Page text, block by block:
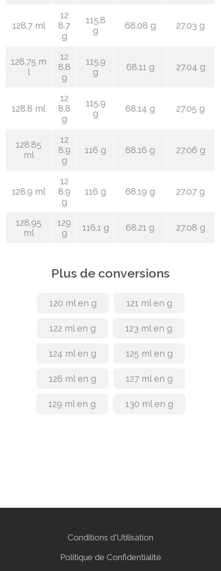
128.7 ml
12
8.7
g
115.8
g
68.08 g 27.03 g
128.75 m
l
12
8.8
g
115.9
g
68.11 g 27.04 g
128.8 ml
12
8.8
g
115.9
g
68.14 g 27.05 g
128.85
ml
12
8.9
g
116 g 68.16 g 27.06 g
128.9 ml
12
8.9
g
116 g 68.19 g 27.07 g
128.95
ml
129
g
116.1 g 68.21 g 27.08 g
Plus de conversions
120 ml en g 121 ml en g
122 ml en g 123 ml en g
124 ml en g 125 ml en g
126 ml en g 127 ml en g
129 ml en g 130 ml en g
Conditions d'Utilisation
Politique de Confidentialité